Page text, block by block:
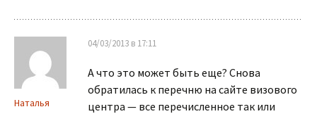
Наталья
04/03/2013 в 17:11
А что это может быть еще? Снова
обратилась к перечню на сайте визового
центра — все перечисленное так или